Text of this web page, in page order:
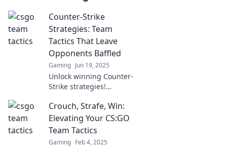
Counter-Strike
Strategies: Team
Tactics That Leave
Opponents Baffled
Gaming Jun 19, 2025
Unlock winning Counter-
Strike strategies!
will leave your opponents
completely baffled and
boost your game today!
Crouch, Strafe, Win:
Elevating Your CS:GO
Team Tactics
Gaming Feb 4, 2025